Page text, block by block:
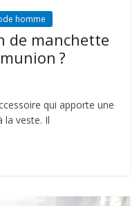
homme
de manchette
?
qui apporte une
la veste. Il